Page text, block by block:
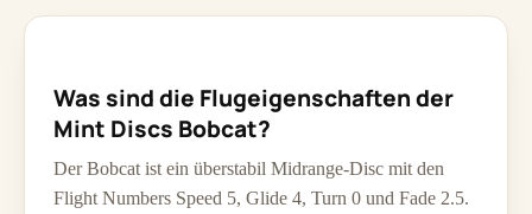
Was sind die Flugeigenschaften der
Mint Discs Bobcat?
Der Bobcat ist ein überstabil Midrange-Disc mit den
Flight Numbers Speed 5, Glide 4, Turn 0 und Fade 2.5.